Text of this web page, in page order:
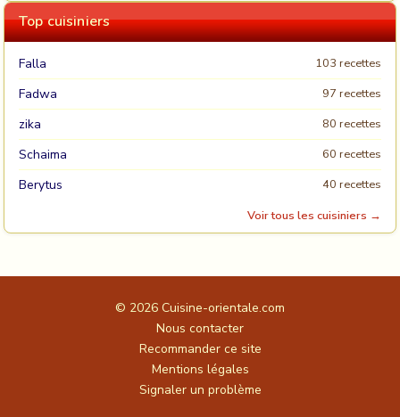
Top cuisiniers
Falla 103 recettes
Fadwa 97 recettes
zika 80 recettes
Schaima 60 recettes
Berytus
40 recettes
Voir tous les cuisiniers →
© 2026 Cuisine-orientale.com
Nous contacter
Recommander ce site
Mentions légales
Signaler un problème